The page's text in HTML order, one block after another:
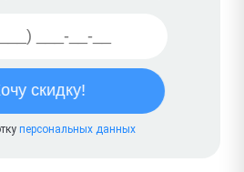
персональных данных